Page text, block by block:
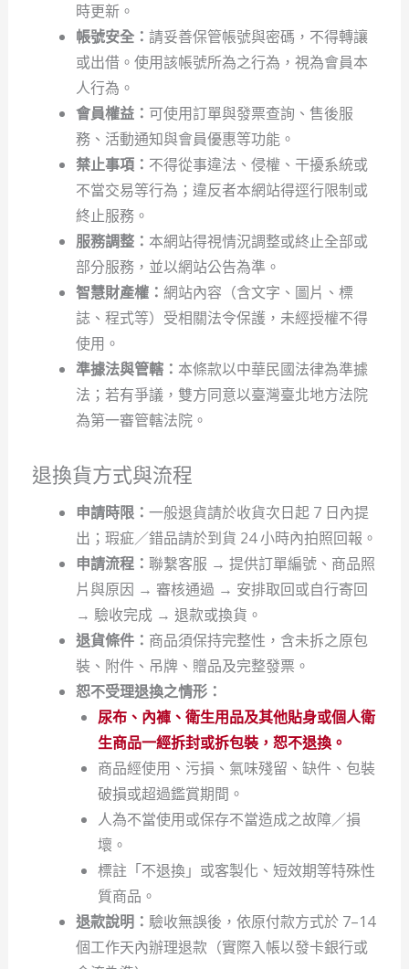
時更新。
帳號安全： 請妥善保管帳號與密碼，不得轉讓
或出借。使用該帳號所為之行為，視為會員本
人行為。
會員權益： 可使用訂單與發票查詢、售後服
務、活動通知與會員優惠等功能。
禁止事項： 不得從事違法、侵權、干擾系統或
不當交易等行為；違反者本網站得逕行限制或
終止服務。
服務調整： 本網站得視情況調整或終止全部或
部分服務，並以網站公告為準。
智慧財產權： 網站內容（含文字、圖片、標
誌、程式等）受相關法令保護，未經授權不得
使用。
準據法與管轄： 本條款以中華民國法律為準據
法；若有爭議，雙方同意以臺灣臺北地方法院
為第一審管轄法院。
退換貨方式與流程
申請時限： 一般退貨請於收貨次日起 7 日內提
出；瑕疵／錯品請於到貨 24 小時內拍照回報。
申請流程： 聯繫客服 → 提供訂單編號、商品照
片與原因 → 審核通過 → 安排取回或自行寄回
→ 驗收完成 → 退款或換貨。
退貨條件： 商品須保持完整性，含未拆之原包
裝、附件、吊牌、贈品及完整發票。
恕不受理退換之情形：
尿布、內褲、衛生用品及其他貼身或個人衛
生商品一經拆封或拆包裝，恕不退換。
商品經使用、污損、氣味殘留、缺件、包裝
破損或超過鑑賞期間。
人為不當使用或保存不當造成之故障／損
壞。
標註「不退換」或客製化、短效期等特殊性
質商品。
退款說明： 驗收無誤後，依原付款方式於 7–14
個工作天內辦理退款（實際入帳以發卡銀行或